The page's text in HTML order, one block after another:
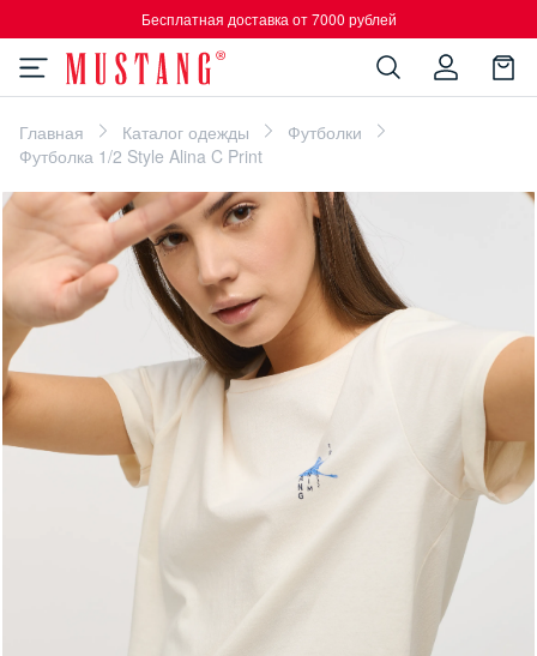
Бесплатная доставка от 7000 рублей
Главная Каталог одежды
Футболки
Футболка 1/2 Style Alina C Print